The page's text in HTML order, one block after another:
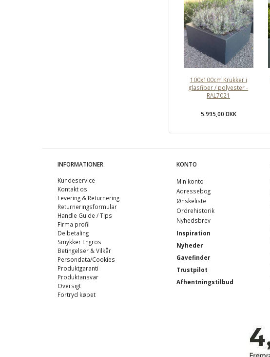
100x100cm Krukker i
glasfiber / polyester -
RAL7021
5.995,00 DKK
INFORMATIONER
Kundeservice
Kontakt os
Levering & Returnering
Returneringsformular
Handle Guide / Tips
Firma profil
Delbetaling
Smykker Engros
Betingelser & Vilkår
Persondata/Cookies
Produktgaranti
Produktansvar
Oversigt
Fortryd købet
KONTO
Min konto
Adressebog
Ønskeliste
Ordrehistorik
Nyhedsbrev
Inspiration
Nyheder
Gavefinder
Trustpilot
Afhentningstilbud